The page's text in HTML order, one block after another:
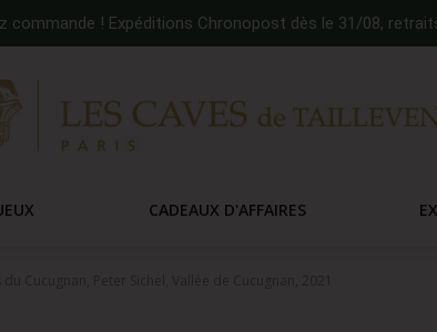
commande ! Expéditions Chronopost dès le 31/08,
CADEAUX D'AFFAIRES